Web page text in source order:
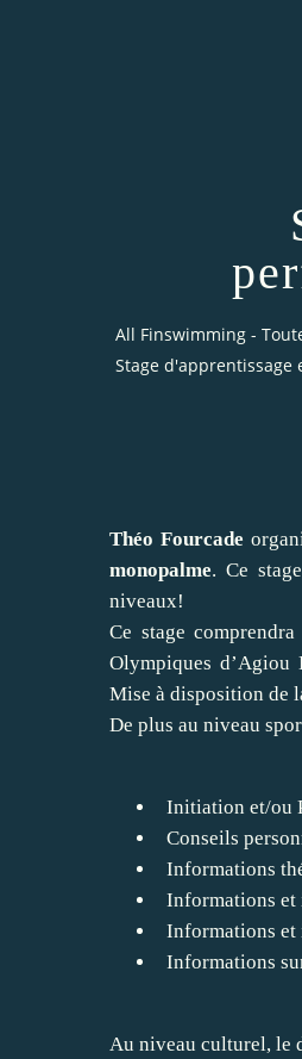
All Finswimming -
Stage
Théo Fourcade
monopalme. Ce
niveaux!
Ce stage
Olympiques d’Agiou
Mise à disposition de
De plus au niveau
Initiation et/ou
Conseils
Informations
Informations et
Informations et
Informations
Au niveau culturel, le